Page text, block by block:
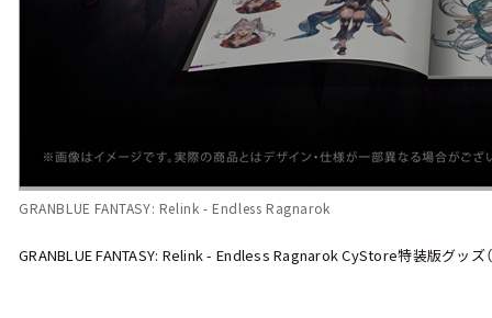
GRANBLUE FANTASY: Relink - Endless Ragnarok
GRANBLUE FANTASY: Relink - Endless Ragnarok CyStore特装版グッズ